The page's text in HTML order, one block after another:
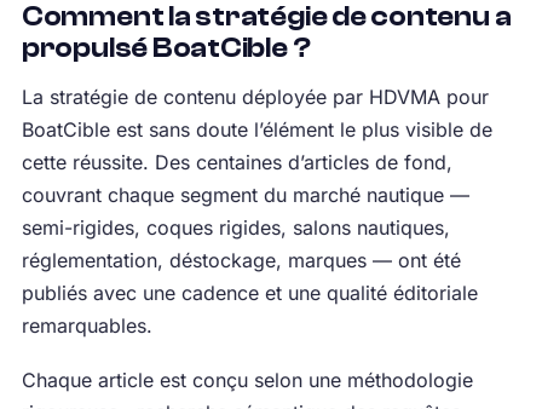
Comment la stratégie de contenu a
propulsé BoatCible ?
La stratégie de contenu déployée par HDVMA pour
BoatCible est sans doute l’élément le plus visible de
cette réussite. Des centaines d’articles de fond,
couvrant chaque segment du marché nautique —
semi-rigides, coques rigides, salons nautiques,
réglementation, déstockage, marques — ont été
publiés avec une cadence et une qualité éditoriale
remarquables.
Chaque article est conçu selon une méthodologie